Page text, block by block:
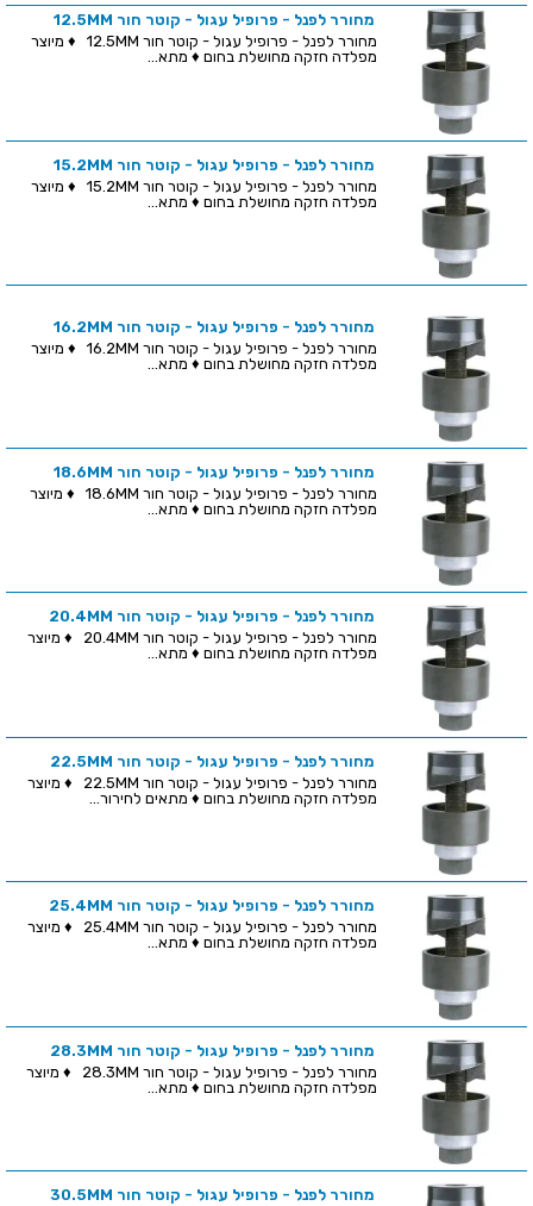
מחורר לפנל - פרופיל עגול - קוטר חור 12.5MM
מחורר לפנל - פרופיל עגול - קוטר חור 12.5MM ♦ מיוצר
מפלדה חזקה מחושלת בחום ♦ מתא...
מחורר לפנל - פרופיל עגול - קוטר חור 15.2MM
מחורר לפנל - פרופיל עגול - קוטר חור 15.2MM ♦ מיוצר
מפלדה חזקה מחושלת בחום ♦ מתא...
מחורר לפנל - פרופיל עגול - קוטר חור 16.2MM
מחורר לפנל - פרופיל עגול - קוטר חור 16.2MM ♦ מיוצר
מפלדה חזקה מחושלת בחום ♦ מתא...
מחורר לפנל - פרופיל עגול - קוטר חור 18.6MM
מחורר לפנל - פרופיל עגול - קוטר חור 18.6MM ♦ מיוצר
מפלדה חזקה מחושלת בחום ♦ מתא...
מחורר לפנל - פרופיל עגול - קוטר חור 20.4MM
מחורר לפנל - פרופיל עגול - קוטר חור 20.4MM ♦ מיוצר
מפלדה חזקה מחושלת בחום ♦ מתא...
מחורר לפנל - פרופיל עגול - קוטר חור 22.5MM
מחורר לפנל - פרופיל עגול - קוטר חור 22.5MM ♦ מיוצר
מפלדה חזקה מחושלת בחום ♦ מתאים לחירור...
מחורר לפנל - פרופיל עגול - קוטר חור 25.4MM
מחורר לפנל - פרופיל עגול - קוטר חור 25.4MM ♦ מיוצר
מפלדה חזקה מחושלת בחום ♦ מתא...
מחורר לפנל - פרופיל עגול - קוטר חור 28.3MM
מחורר לפנל - פרופיל עגול - קוטר חור 28.3MM ♦ מיוצר
מפלדה חזקה מחושלת בחום ♦ מתא...
מחורר לפנל - פרופיל עגול - קוטר חור 30.5MM